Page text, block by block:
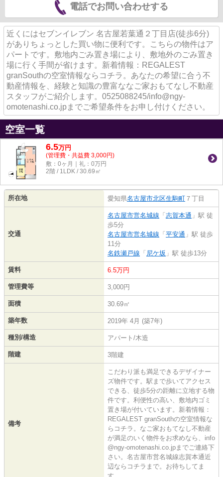
電話でお問い合わせする
近くにはセブンイレブン 名古屋若葉通２丁目店(徒歩6分)
がありちょっとした買い物に便利です。こちらの物件はア
パートです。敷地内ごみ置き場により、敷地外のごみ置き
場に行く手間が省けます。新着情報：REGALEST
granSouthの空室情報ならコチラ。あなたの希望に合う不
動産情報を、経験と知識の豊富ななご家おもてなし不動産
スタッフがご紹介します。0525088245/info@ngy-
omotenashi.co.jpまでご希望条件をお申し付けください。
空室一覧
6.5万円
(管理費・共益費 3,000円)
敷：0ヶ月｜礼：0万円
2階 / 1LDK / 30.69㎡
所在地 愛知県名古屋市北区生駒町 ７丁目
交通
名古屋市営名城線 「 志賀本通 」駅 徒
歩5分
名古屋市営名城線 「 平安通 」駅 徒歩
11分
名鉄瀬戸線 「 尼ケ坂 」駅 徒歩13分
賃料 6.5万円
管理費等 3,000円
面積 30.69㎡
築年数 2019年 4月 (築7年)
種別/構造 アパート/木造
階建 3階建
備考
こだわり派も満足できるデザイナー
ズ物件です。駅まで歩いてアクセス
できる、徒歩5分の距離に立地する物
件です。利便性の高い、敷地内ゴミ
置き場が付いています。新着情報：
REGALEST granSouthの空室情報な
らコチラ。なご家おもてなし不動産
が満足のいく物件をお求めなら、info
@ngy-omotenashi.co.jpまでご連絡下
さい。名古屋市営名城線志賀本通近
辺ならコチラまで。お待ちしてま